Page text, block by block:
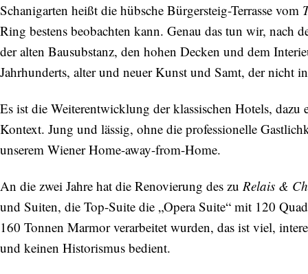
Schanigarten heißt die hübsche Bürgersteig-Terrasse vom
Ring bestens beobachten kann. Genau das tun wir, nach
der alten Bausubstanz, den hohen Decken und dem
Jahrhunderts, alter und neuer Kunst und Samt, der nicht
Es ist die Weiterentwicklung der klassischen Hotels,
Kontext. Jung und lässig, ohne die professionelle
unserem Wiener Home-away-from-Home.
An die zwei Jahre hat die Renovierung des zu Relais &
und Suiten, die Top-Suite die „Opera Suite“ mit 120
160 Tonnen Marmor verarbeitet wurden, das ist viel,
und keinen Historismus bedient.